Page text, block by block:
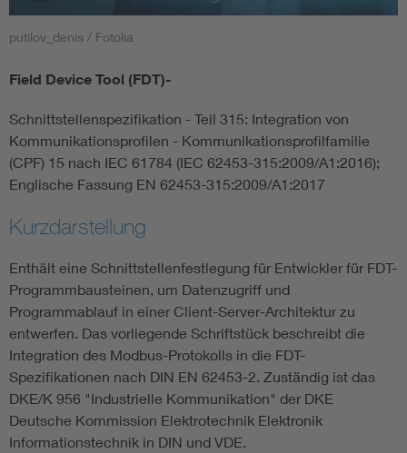
Smart Cities
DKE Fachinformationen im Kontext der Normung
Blitzschutz: DIN EN 62305 in der Übersicht
Circular Economy für mehr Ressourceneffizienz
Cybersecurity in der Industrieautomatisierung
DIN VDE 0100 für sichere Elektroinstallationen
Elektrofachkraft (EFK)
putilov_denis / Fotolia
Field Device Tool (FDT)-
Schnittstellenspezifikation - Teil 315: Integration von
Kommunikationsprofilen - Kommunikationsprofilfamilie
(CPF) 15 nach IEC 61784 (IEC 62453-315:2009/A1:2016);
Englische Fassung EN 62453-315:2009/A1:2017
Kurzdarstellung
Enthält eine Schnittstellenfestlegung für Entwickler für FDT-
Programmbausteinen, um Datenzugriff und
Programmablauf in einer Client-Server-Architektur zu
entwerfen. Das vorliegende Schriftstück beschreibt die
Integration des Modbus-Protokolls in die FDT-
Spezifikationen nach DIN EN 62453-2. Zuständig ist das
DKE/K 956 "Industrielle Kommunikation" der DKE
Deutsche Kommission Elektrotechnik Elektronik
Informationstechnik in DIN und VDE.